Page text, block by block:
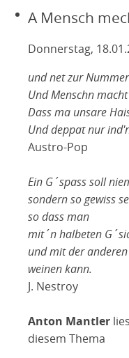
A Mensch
Donnerstag,
und net zur
Und Menschn
Dass ma unsare
Und deppat nur
Austro-Pop
Ein G´spass soll
sondern so gewiss
so dass man
mit´n halbeten
und mit der
weinen kann.
J. Nestroy
Anton Mantler
diesem Thema